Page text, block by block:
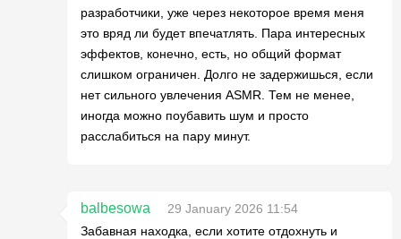
разработчики, уже через некоторое время меня
это вряд ли будет впечатлять. Пара интересных
эффектов, конечно, есть, но общий формат
слишком ограничен. Долго не задержишься, если
нет сильного увлечения ASMR. Тем не менее,
иногда можно поубавить шум и просто
расслабиться на пару минут.
balbesowa
29 January 2026 11:54
Забавная находка, если хотите отдохнуть и